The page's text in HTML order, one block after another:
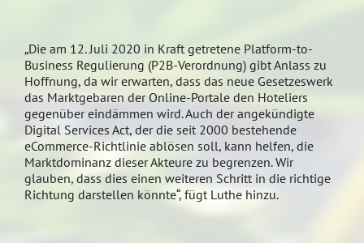
„Die am 12. Juli 2020 in Kraft getretene Platform-to-
Business Regulierung (P2B-Verordnung) gibt Anlass zu
Hoffnung, da wir erwarten, dass das neue Gesetzeswerk
das Marktgebaren der Online-Portale den Hoteliers
gegenüber eindämmen wird. Auch der angekündigte
Digital Services Act, der die seit 2000 bestehende
eCommerce-Richtlinie ablösen soll, kann helfen, die
Marktdominanz dieser Akteure zu begrenzen. Wir
glauben, dass dies einen weiteren Schritt in die richtige
Richtung darstellen könnte“, fügt Luthe hinzu.